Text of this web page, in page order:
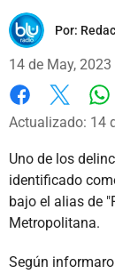
Por:
14 de May, 2023
Facebook
X
Actualizado: 14
Uno de los
identificado
bajo el alias de
Metropolitana.
Según